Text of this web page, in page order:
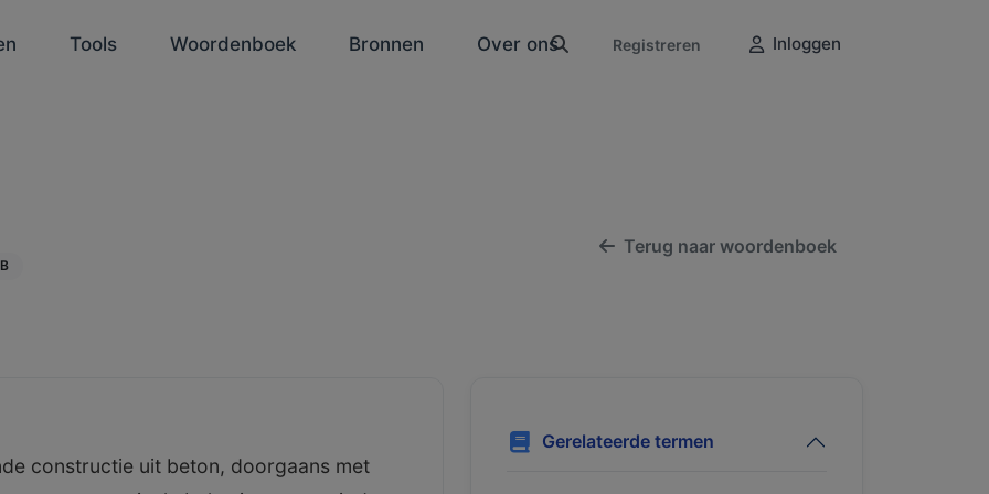
Tools Woordenboek Bronnen Over ons Registreren Inloggen
B
Terug naar woordenboek
constructie uit beton, doorgaans met
Gerelateerde termen